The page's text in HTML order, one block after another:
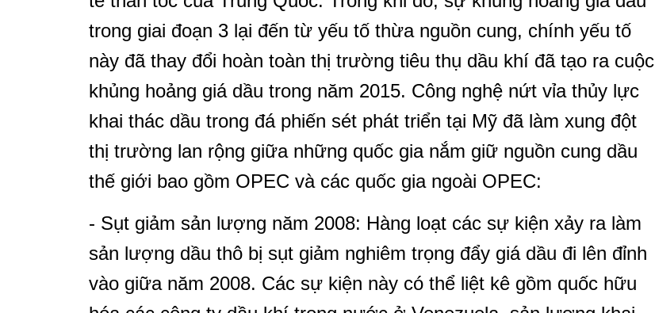
trong giai đoạn 3 lại đến từ yếu tố thừa nguồn cung, chính yếu tố
này đã thay đổi hoàn toàn thị trường tiêu thụ dầu khí đã tạo ra cuộc
khủng hoảng giá dầu trong năm 2015. Công nghệ nứt vỉa thủy lực
khai thác dầu trong đá phiến sét phát triển tại Mỹ đã làm xung đột
thị trường lan rộng giữa những quốc gia nắm giữ nguồn cung dầu
thế giới bao gồm OPEC và các quốc gia ngoài OPEC:
- Sụt giảm sản lượng năm 2008: Hàng loạt các sự kiện xảy ra làm
sản lượng dầu thô bị sụt giảm nghiêm trọng đẩy giá dầu đi lên đỉnh
vào giữa năm 2008. Các sự kiện này có thể liệt kê gồm quốc hữu